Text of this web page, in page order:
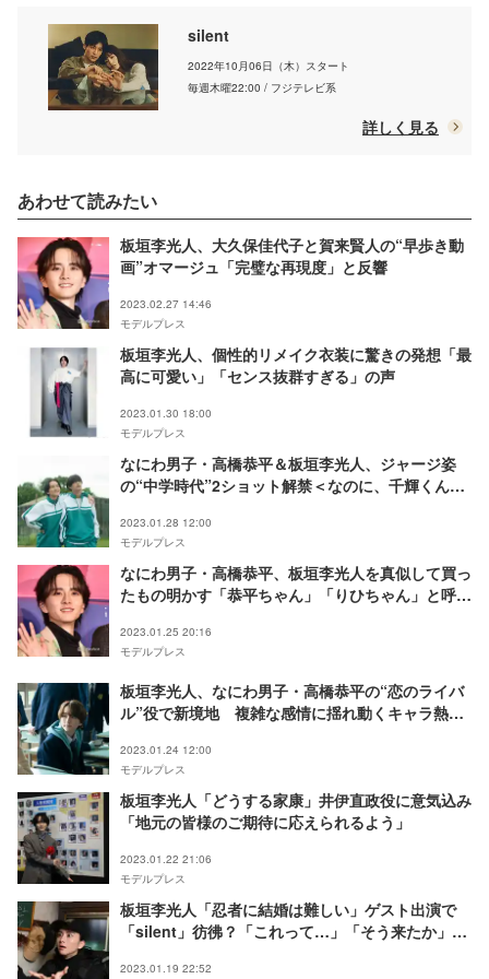
silent
2022年10月06日（木）スタート
毎週木曜22:00 / フジテレビ系
詳しく見る
あわせて読みたい
板垣李光人、大久保佳代子と賀来賢人の“早歩き動
画”オマージュ「完璧な再現度」と反響
2023.02.27 14:46
モデルプレス
板垣李光人、個性的リメイク衣装に驚きの発想「最
高に可愛い」「センス抜群すぎる」の声
2023.01.30 18:00
モデルプレス
なにわ男子・高橋恭平＆板垣李光人、ジャージ姿
の“中学時代”2ショット解禁＜なのに、千輝くんが
2023.01.28 12:00
モデルプレス
なにわ男子・高橋恭平、板垣李光人を真似して買っ
たもの明かす「恭平ちゃん」「りひちゃん」と呼び
2023.01.25 20:16
モデルプレス
板垣李光人、なにわ男子・高橋恭平の“恋のライバ
ル”役で新境地 複雑な感情に揺れ動くキャラ熱演
2023.01.24 12:00
モデルプレス
板垣李光人「どうする家康」井伊直政役に意気込み
「地元の皆様のご期待に応えられるよう」
2023.01.22 21:06
モデルプレス
板垣李光人「忍者に結婚は難しい」ゲスト出演で
「silent」彷彿？「これって…」「そう来たか」と
2023.01.19 22:52